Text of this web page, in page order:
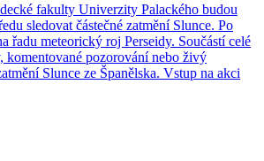
fakulty Univerzity Palackého budou
sledovat částečné zatmění Slunce. Po
řadu meteorický roj Perseidy. Součástí celé
komentované pozorování nebo živý
Slunce ze Španělska. Vstup na akci